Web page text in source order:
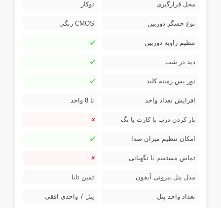
محل قرارگیری توکار
نوع حسگر دوربین CMOS رنگی
تنظیم زاویه دوربین
دید در شب
نور پس زمینه کلید
افزایش تعداد واحد تا 8 واحد
باز کردن درب با کارت یا تگ
امکان تنظیم میزان صدا
تماس مستقیم با نگهبانی
مدل پنل بیرونی آیفون ثمین تابا
تعداد واحد پنل پنل 7 واحدی افقی